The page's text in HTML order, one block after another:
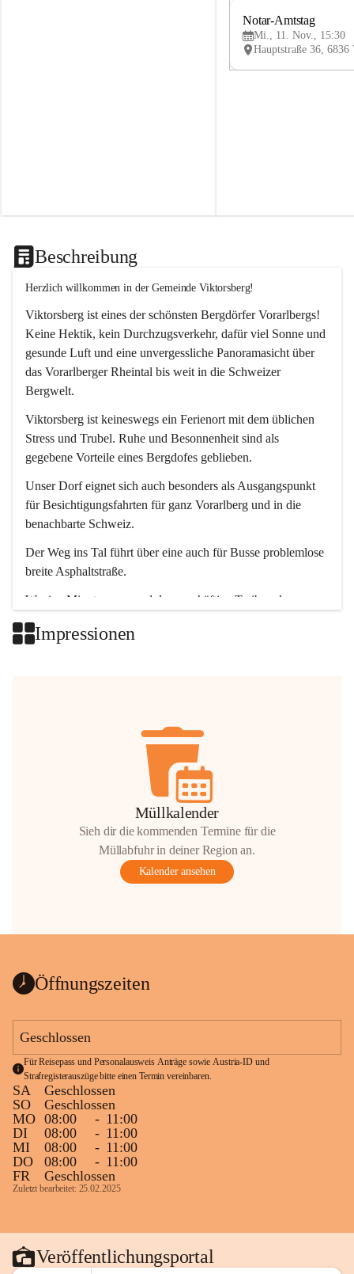
Notar-Amtstag
Mi., 11. Nov., 15:30
Beschreibung
Herzlich willkommen in der Gemeinde Viktorsberg!
Viktorsberg ist eines der schönsten Bergdörfer Vorarlbergs!
Keine Hektik, kein Durchzugsverkehr, dafür viel Sonne und
gesunde Luft und eine unvergessliche Panoramasicht über
das Vorarlberger Rheintal bis weit in die Schweizer
Bergwelt.
Viktorsberg ist keineswegs ein Ferienort mit dem üblichen
Stress und Trubel. Ruhe und Besonnenheit sind als
gegebene Vorteile eines Bergdofes geblieben.
Unser Dorf eignet sich auch besonders als Ausgangspunkt
für Besichtigungsfahrten für ganz Vorarlberg und in die
benachbarte Schweiz.
Der Weg ins Tal führt über eine auch für Busse problemlose
breite Asphaltstraße.
Wenige Minuten nur, und das geschäftige Treiben der
Impressionen
Müllkalender
Sieh dir die kommenden Termine für die
Müllabfuhr in deiner Region an.
Kalender ansehen
Öffnungszeiten
Geschlossen
Für Reisepass und Personalausweis Anträge sowie Austria-ID und
Strafregisterauszüge bitte einen Termin vereinbaren.
SA
Geschlossen
SO
Geschlossen
MO 08:00 - 11:00
DI
08:00 - 11:00
MI
08:00 - 11:00
DO
08:00 - 11:00
FR
Geschlossen
Zuletzt bearbeitet: 25.02.2025
Veröffentlichungsportal